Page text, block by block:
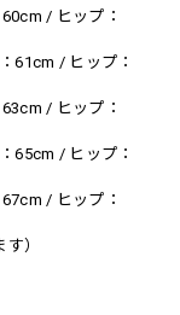
/ ヒップ：
61cm / ヒップ：
/ ヒップ：
65cm / ヒップ：
/ ヒップ：
）